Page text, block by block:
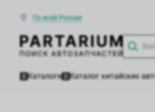
По всей России
Каталоги Каталог китайских